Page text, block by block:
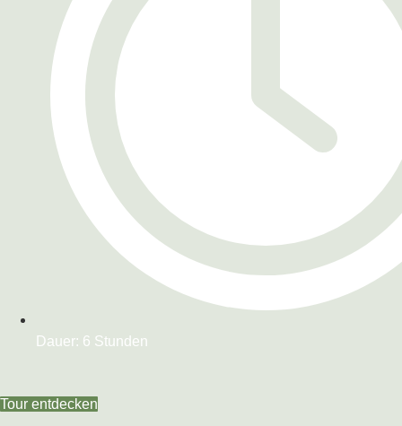
Dauer: 6 Stunden
Tour entdecken